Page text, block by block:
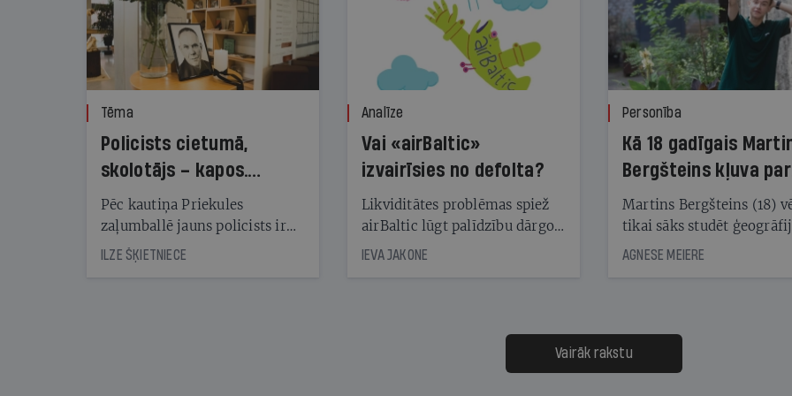
Tēma
Policists cietumā,
skolotājs – kapos.
Reibuma cena Priekulē
Pēc kautiņa Priekules
zaļumballē jauns policists ir
nonācis cietumā, bet
cienījams pedagogs — kapos.
ILZE ŠĶIETNIECE
Analīze
Vai «airBaltic»
izvairīsies no defolta?
Likviditātes problēmas spiež
airBaltic lūgt palīdzību dārgo
obligāciju turētājiem, taču
samaksāt augstos procentus,
kas jāpārskaita jau trīs dienas
pirms nākamās sapulces
IEVA JAKONE
Personība
Kā 18 gadīgais
Bergšteins kļuva par
laika ziņu seju?
Martins Bergšteins (18)
tikai sāks studēt
bet viņa sacītajam jau
uzcītīga darba, mammas
atbalsts un drosme
meteovērojumus arī tad,
AGNESE MEIERE
Vairāk rakstu